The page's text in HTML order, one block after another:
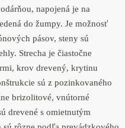
napojená je na
do žumpy. Je možnosť
pásov, steny sú
Strecha je čiastočne
krov drevený, krytinu
sú z pozinkovaného
brizolitové, vnútorné
drevené s omietnutým